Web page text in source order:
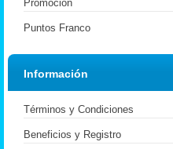
Promocion
Puntos Franco
Información
Términos y Condiciones
Beneficios y Registro